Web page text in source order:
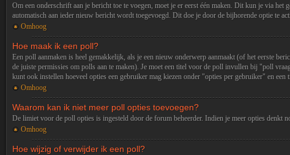
Om een onderschrift aan je bericht toe te voegen, moet je er eerst één maken. Dit kun je via het
automatisch aan ieder nieuw bericht wordt toegevoegd. Dit doe je door de bijhorende optie te
Omhoog
Hoe maak ik een poll?
Een poll aanmaken is heel gemakkelijk, als je een nieuw onderwerp aanmaakt (of het eerste
de juiste permissies om polls aan te maken). Je moet een titel voor de poll invullen bij "poll
kunt ook instellen hoeveel opties een gebruiker mag kiezen onder "opties per gebruiker" en
Omhoog
Waarom kan ik niet meer poll opties toevoegen?
De limiet voor de poll opties is ingesteld door de forum beheerder. Indien je meer opties denkt
Omhoog
Hoe wijzig of verwijder ik een poll?